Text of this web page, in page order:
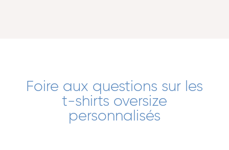
Foire aux questions sur les
t-shirts oversize
personnalisés